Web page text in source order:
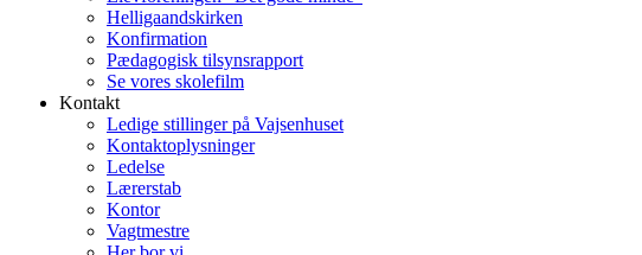
Helligaandskirken
Konfirmation
Pædagogisk tilsynsrapport
Se vores skolefilm
Kontakt
Ledige stillinger på Vajsenhuset
Kontaktoplysninger
Ledelse
Lærerstab
Kontor
Vagtmestre